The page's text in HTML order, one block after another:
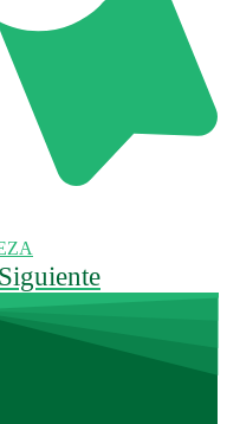
Siguiente